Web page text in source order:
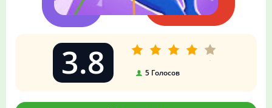
3.8 5Голосов